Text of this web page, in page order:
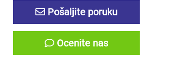
Pošaljite poruku
Ocenite nas